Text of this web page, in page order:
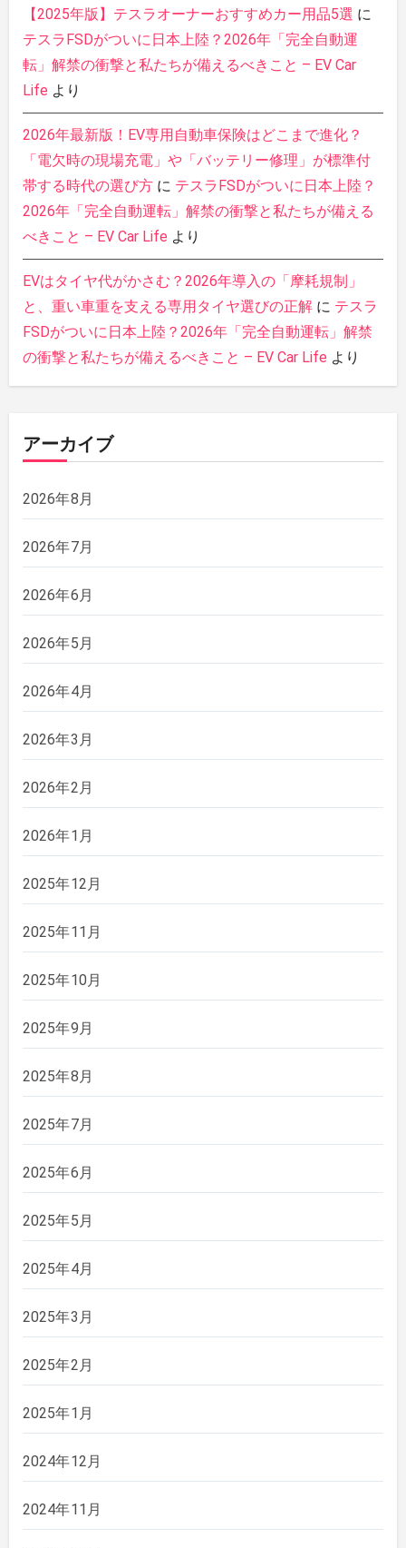
【2025年版】テスラオーナーおすすめカー用品5選 に
テスラFSDがついに日本上陸？2026年「完全自動運
転」解禁の衝撃と私たちが備えるべきこと – EV Car
Life より
2026年最新版！EV専用自動車保険はどこまで進化？
「電欠時の現場充電」や「バッテリー修理」が標準付
帯する時代の選び方に テスラFSDがついに日本上陸？
2026年「完全自動運転」解禁の衝撃と私たちが備える
べきこと – EV Car Life より
EVはタイヤ代がかさむ？2026年導入の「摩耗規制」
と、重い車重を支える専用タイヤ選びの正解に テスラ
FSDがついに日本上陸？2026年「完全自動運転」解禁
の衝撃と私たちが備えるべきこと – EV Car Life より
アーカイブ
2026年8月
2026年7月
2026年6月
2026年5月
2026年4月
2026年3月
2026年2月
2026年1月
2025年12月
2025年11月
2025年10月
2025年9月
2025年8月
2025年7月
2025年6月
2025年5月
2025年4月
2025年3月
2025年2月
2025年1月
2024年12月
2024年11月